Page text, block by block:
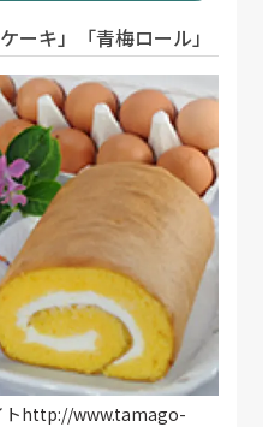
ーキ」「青梅ロール」
トhttp://www.tamago-